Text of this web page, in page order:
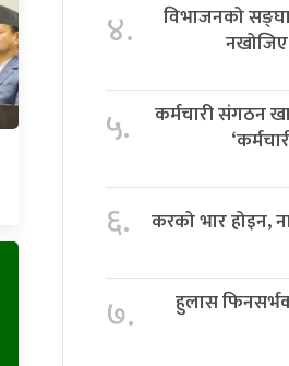
४.
विभाजनको
५.
कर्मचारी संगठन
६. करको भार होइन,
७.
हुलास